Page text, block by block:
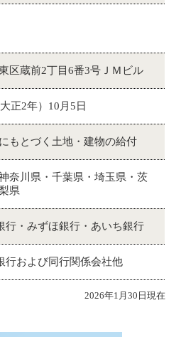
区蔵前2丁目6番3号ＪＭビル
正2年）10月5日
もとづく土地・建物の給付
奈川県・千葉県・埼玉県・茨
県
行・みずほ銀行・あいち銀行
行および同行関係会社他
2026年1月30日現在